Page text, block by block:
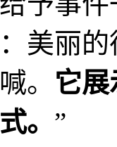
美丽
。 它
。 ”